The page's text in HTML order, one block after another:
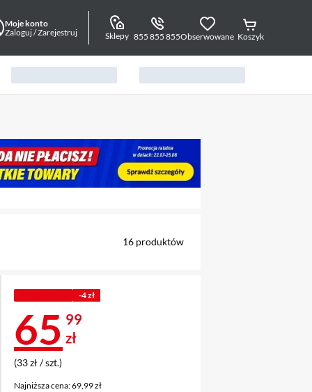
Moje konto
Zaloguj / Zarejestruj
Sklepy 855 855 855Obserwowane Koszyk
element 1 z 3
16 produktów
ZA 1
-4 zł
Cena 65,99 zł
65 99
zł
(33 zł / szt.)
Najniższa cena: 69,99 zł
Najniższa cena:69,99 zł